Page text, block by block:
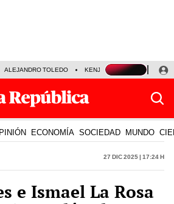
ALEJANDRO TOLEDO KENJI FUJIMORI
ECONOMÍA SOCIEDAD MUNDO
27 Dic 2025 | 17:24 h
e Ismael La Rosa